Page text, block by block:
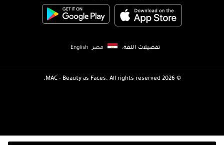
تفضيلات اللغة: مصر English
2026 ©
MAC - Beauty as Faces. All rights reserved.